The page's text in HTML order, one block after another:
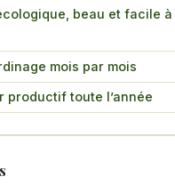
beau et facile à
mois par mois
productif toute l’année